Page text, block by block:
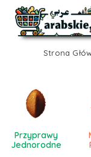
Strona
Przyprawy
Jednorodne